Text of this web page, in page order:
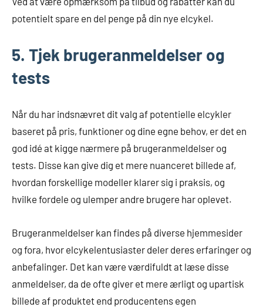
potentielt spare en del penge på din nye elcykel.
5. Tjek brugeranmeldelser og
tests
Når du har indsnævret dit valg af potentielle elcykler
baseret på pris, funktioner og dine egne behov, er det en
god idé at kigge nærmere på brugeranmeldelser og
tests. Disse kan give dig et mere nuanceret billede af,
hvordan forskellige modeller klarer sig i praksis, og
hvilke fordele og ulemper andre brugere har oplevet.
Brugeranmeldelser kan findes på diverse hjemmesider
og fora, hvor elcykelentusiaster deler deres erfaringer og
anbefalinger. Det kan være værdifuldt at læse disse
anmeldelser, da de ofte giver et mere ærligt og upartisk
billede af produktet end producentens egen